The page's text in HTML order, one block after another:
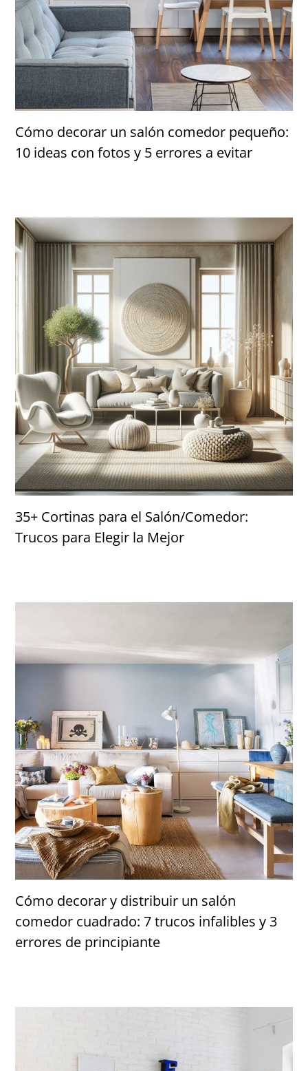
Cómo decorar un salón comedor pequeño:
10 ideas con fotos y 5 errores a evitar
35+ Cortinas para el Salón/Comedor:
Trucos para Elegir la Mejor
Cómo decorar y distribuir un salón
comedor cuadrado: 7 trucos infalibles y 3
errores de principiante